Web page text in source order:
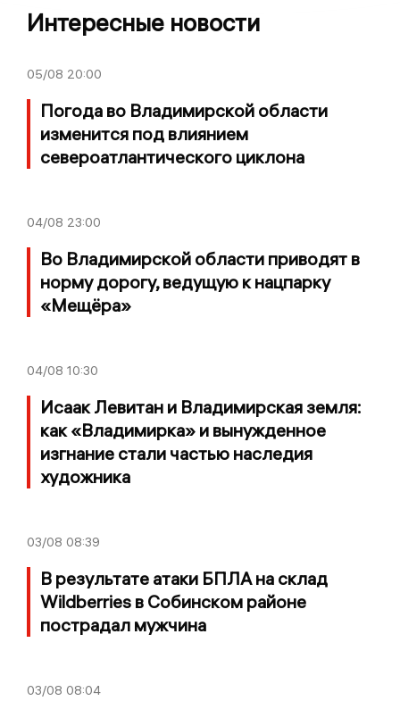
Интересные новости
05/08 20:00
Погода во Владимирской области
изменится под влиянием
североатлантического циклона
04/08 23:00
Во Владимирской области приводят в
норму дорогу, ведущую к нацпарку
«Мещёра»
04/08 10:30
Исаак Левитан и Владимирская земля:
как «Владимирка» и вынужденное
изгнание стали частью наследия
художника
03/08 08:39
В результате атаки БПЛА на склад
Wildberries в Собинском районе
пострадал мужчина
03/08 08:04